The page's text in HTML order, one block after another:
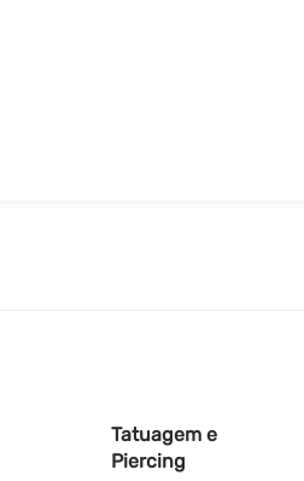
Tatuagem e
Piercing